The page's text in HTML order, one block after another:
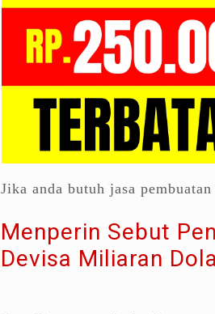
Jika anda butuh jasa
Menperin Sebut
Devisa Miliaran